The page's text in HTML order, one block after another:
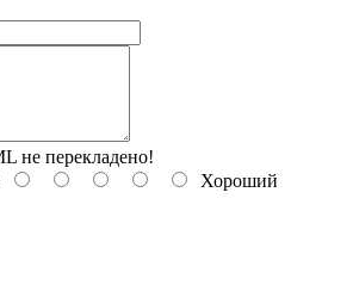
не перекладено!
Хороший